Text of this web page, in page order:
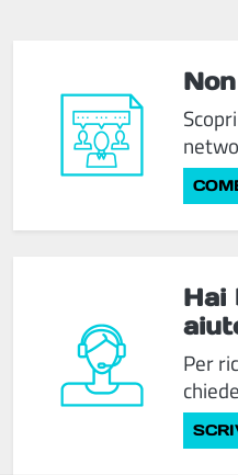
Hai
Per